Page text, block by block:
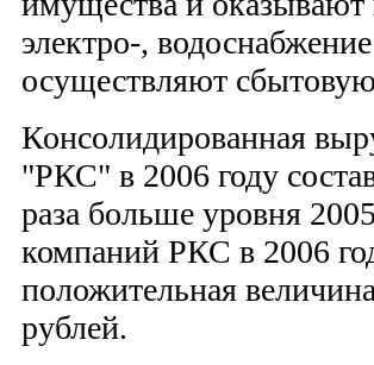
электро-,
осуществляют
Консолидированная
"РКС" в 2006 году
раза больше уровня
компаний РКС в 2006
положительная
рублей.